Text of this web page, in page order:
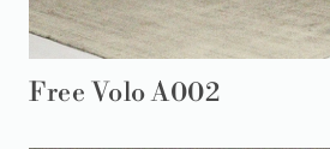
Free Volo A002